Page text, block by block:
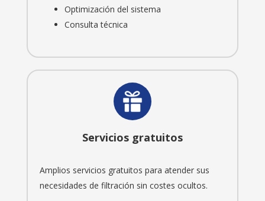
Optimización del sistema
Consulta técnica
Servicios gratuitos
Amplios servicios gratuitos para atender sus
necesidades de filtración sin costes ocultos.